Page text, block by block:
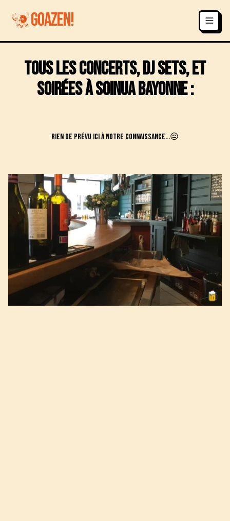
GOAZEN!
Tous les concerts, DJ sets, et
soirées àSoinuaBayonne:
Rien de prévu ici à notre connaissance...😔